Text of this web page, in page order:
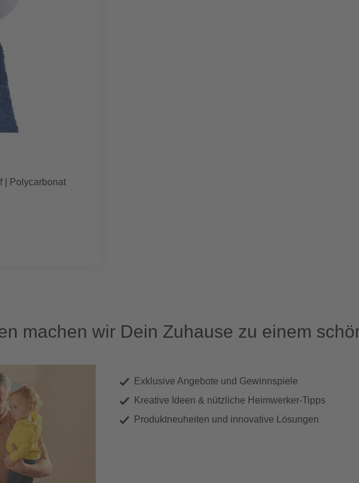
| Polycarbonat
machen wir Dein Zuhause zu einem
Exklusive Angebote und Gewinnspiele
Kreative Ideen & nützliche Heimwerker-Tipps
Produktneuheiten und innovative Lösungen